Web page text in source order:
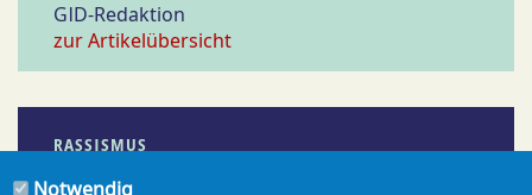
GID-Redaktion
zur Artikelübersicht
RASSISMUS
Notwendig